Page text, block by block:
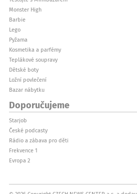
Monster High
Barbie
Lego
Pyžama
Kosmetika a parfémy
Teplákové soupravy
Dětské boty
Ložní povlečení
Bazar nábytku
Doporučujeme
Starjob
České podcasty
Rádio a zábava pro děti
Frekvence 1
Evropa 2